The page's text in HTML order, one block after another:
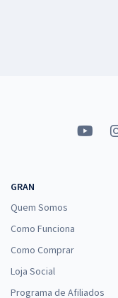
GRAN
Quem Somos
Como Funciona
Como Comprar
Loja Social
Programa de Afiliados